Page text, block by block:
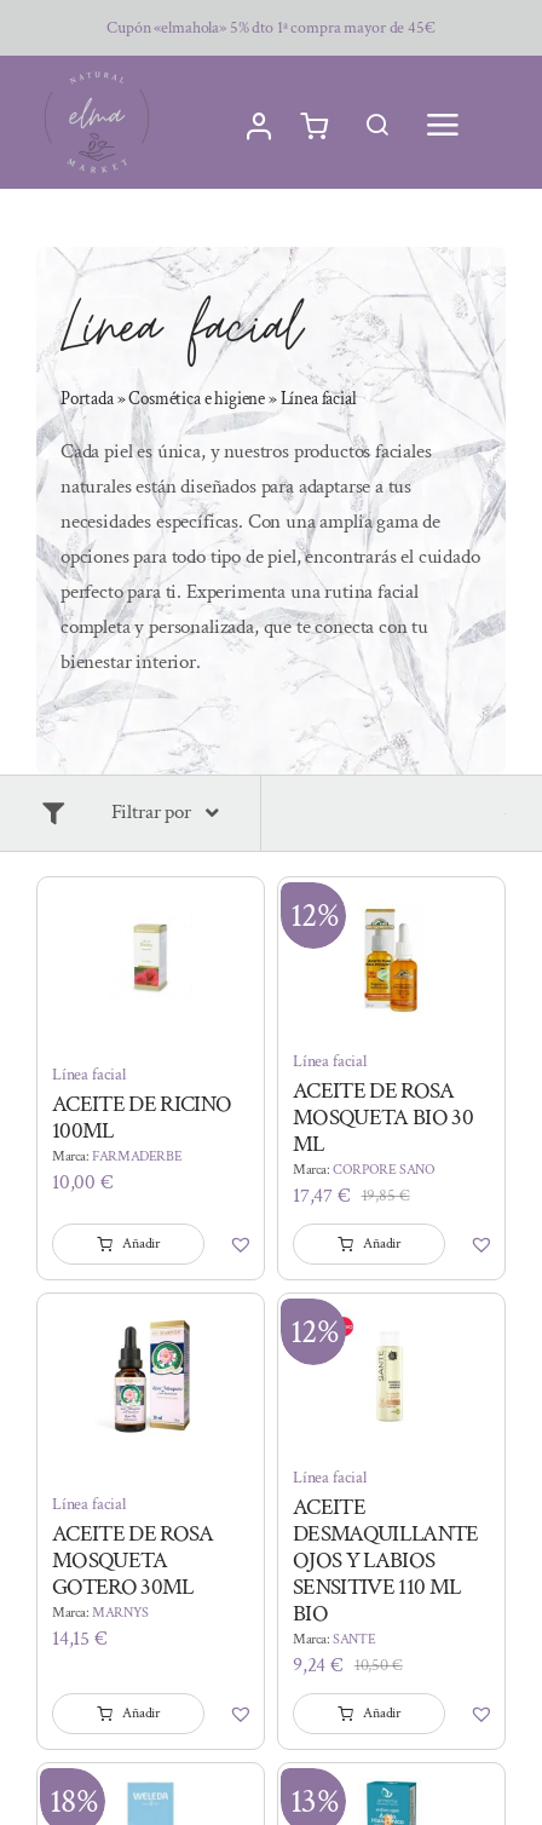
al
contenido
Cupón «elmahola» 5% dto 1ª compra mayor de 45€
Línea facial
Portada»Cosmética e higiene»Línea facial
Cada piel es única, y nuestros productos faciales
naturales están diseñados para adaptarse a tus
necesidades específicas. Con una amplia gama de
opciones para todo tipo de piel, encontrarás el cuidado
perfecto para ti. Experimenta una rutina facial
completa y personalizada, que te conecta con tu
bienestar interior.
Filtrar por
Línea facial
ACEITE DE RICINO
100ML
Marca:FARMADERBE
10,00 €
Añadir
12%
Línea facial
ACEITE DE ROSA
MOSQUETA BIO 30
ML
Marca:CORPORE SANO
19,85€El
precio
original
era:
17,47€
El
precio
actual
es:
Añadir
Línea facial
ACEITE DE ROSA
MOSQUETA
GOTERO 30ML
Marca:MARNYS
14,15 €
Añadir
12%
Línea facial
ACEITE
DESMAQUILLANTE
OJOS Y LABIOS
SENSITIVE 110 ML
BIO
Marca:SANTE
10,50€El
precio
original
era:
10,50 €.
9,24€
El
precio
actual
es:
9,24 €.
Añadir
18% 13%